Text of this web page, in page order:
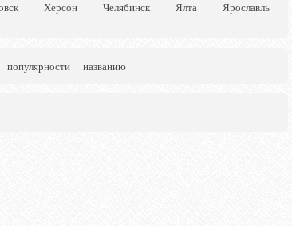
Херсон Челябинск Ялта
Ярославль
популярности названию